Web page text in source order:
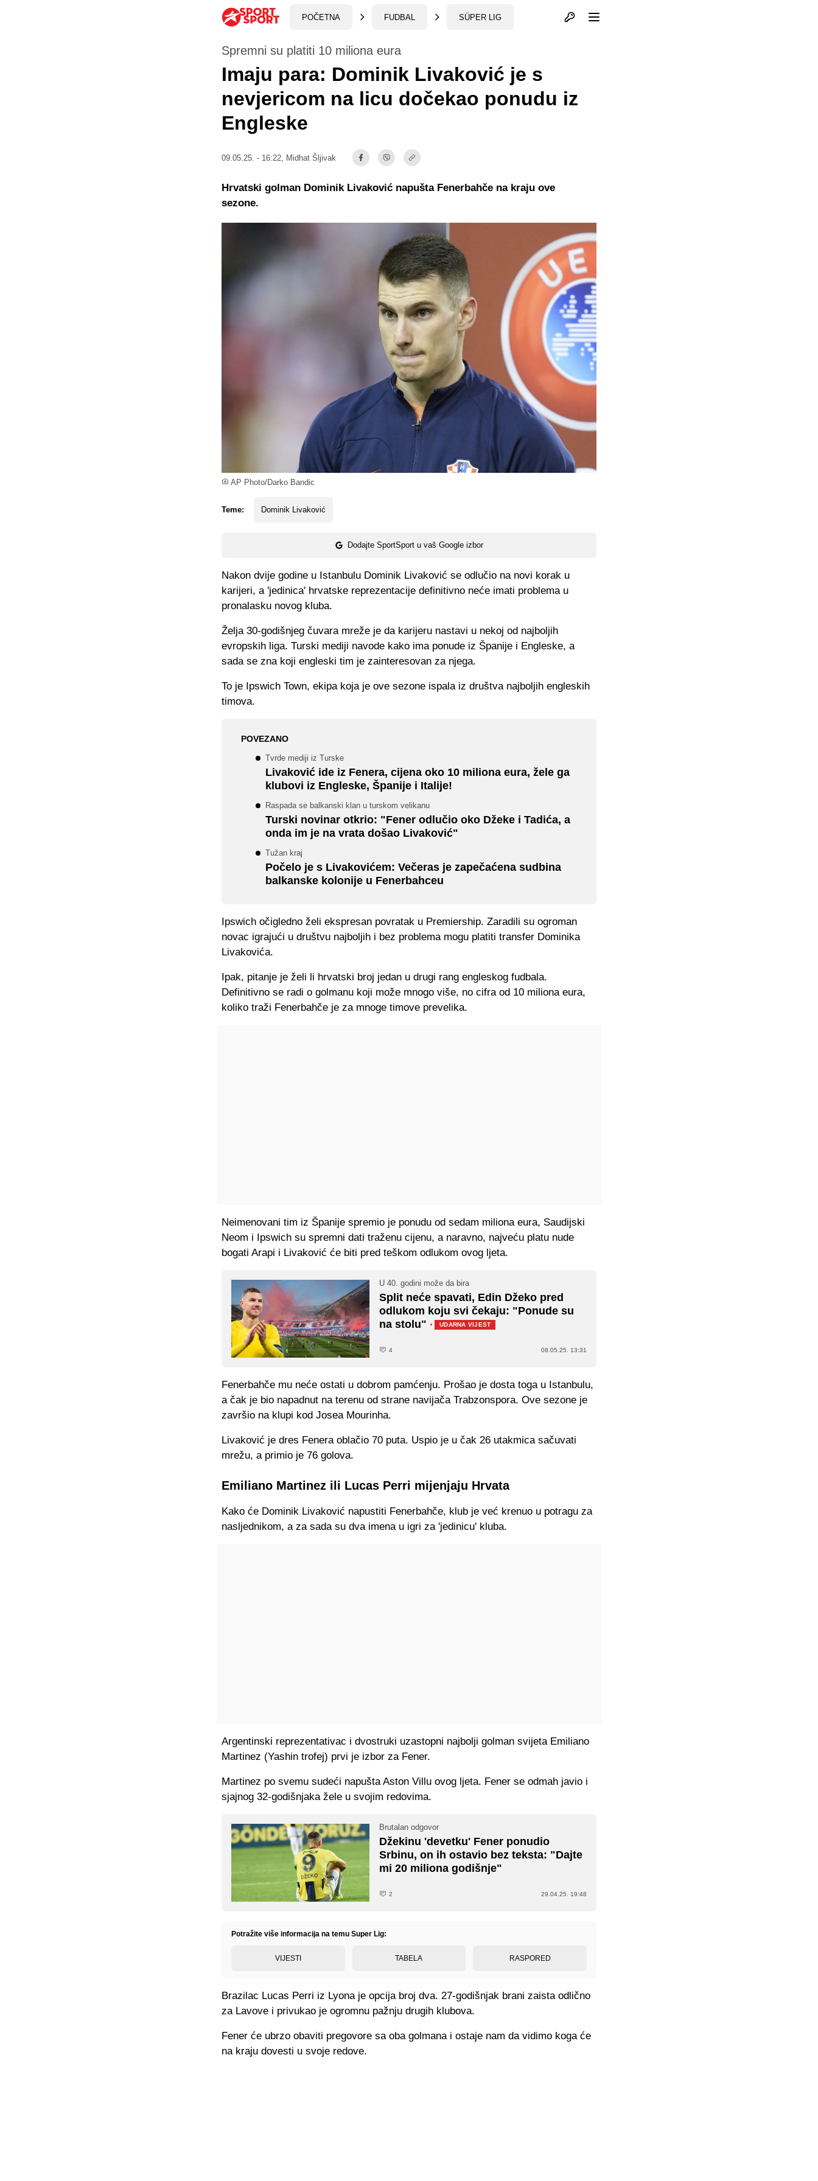
POČETNA FUDBAL SÜPER LIG Otvori profil
AP Photo/Darko Bandic
Spremni su platiti 10 miliona eura
Imaju para: Dominik Livaković je s
nevjericom na licu dočekao ponudu iz
Engleske
09.05.25. - 16:22, Midhat Šljivak
Teme: Dominik Livaković
Dodajte SportSport u vaš Google izbor
Hrvatski golman Dominik Livaković napušta Fenerbahče na kraju ove
sezone.
Nakon dvije godine u Istanbulu Dominik Livaković se odlučio na novi korak u
karijeri, a 'jedinica' hrvatske reprezentacije definitivno neće imati problema u
pronalasku novog kluba.
Želja 30-godišnjeg čuvara mreže je da karijeru nastavi u nekoj od najboljih
evropskih liga. Turski mediji navode kako ima ponude iz Španije i Engleske, a
sada se zna koji engleski tim je zainteresovan za njega.
To je Ipswich Town, ekipa koja je ove sezone ispala iz društva najboljih engleskih
timova.
POVEZANO
Tvrde mediji iz Turske
Livaković ide iz Fenera, cijena oko 10 miliona eura, žele ga
klubovi iz Engleske, Španije i Italije!
Raspada se balkanski klan u turskom velikanu
Turski novinar otkrio: "Fener odlučio oko Džeke i Tadića, a
onda im je na vrata došao Livaković"
Tužan kraj
Počelo je s Livakovićem: Večeras je zapečaćena sudbina
balkanske kolonije u Fenerbahceu
Ipswich očigledno želi ekspresan povratak u Premiership. Zaradili su ogroman
novac igrajući u društvu najboljih i bez problema mogu platiti transfer Dominika
Livakovića.
Ipak, pitanje je želi li hrvatski broj jedan u drugi rang engleskog fudbala.
Definitivno se radi o golmanu koji može mnogo više, no cifra od 10 miliona eura,
koliko traži Fenerbahče je za mnoge timove prevelika.
Neimenovani tim iz Španije spremio je ponudu od sedam miliona eura, Saudijski
Neom i Ipswich su spremni dati traženu cijenu, a naravno, najveću platu nude
bogati Arapi i Livaković će biti pred teškom odlukom ovog ljeta.
U 40. godini može da bira
Split neće spavati, Edin Džeko pred
odlukom koju svi čekaju: "Ponude su
na stolu" · UDARNA VIJEST
4 08.05.25. 13:31
Fenerbahče mu neće ostati u dobrom pamćenju. Prošao je dosta toga u Istanbulu,
a čak je bio napadnut na terenu od strane navijača Trabzonspora. Ove sezone je
završio na klupi kod Josea Mourinha.
Livaković je dres Fenera oblačio 70 puta. Uspio je u čak 26 utakmica sačuvati
mrežu, a primio je 76 golova.
Emiliano Martinez ili Lucas Perri mijenjaju Hrvata
Kako će Dominik Livaković napustiti Fenerbahče, klub je već krenuo u potragu za
nasljednikom, a za sada su dva imena u igri za 'jedinicu' kluba.
Argentinski reprezentativac i dvostruki uzastopni najbolji golman svijeta Emiliano
Martinez (Yashin trofej) prvi je izbor za Fener.
Martinez po svemu sudeći napušta Aston Villu ovog ljeta. Fener se odmah javio i
sjajnog 32-godišnjaka žele u svojim redovima.
Brutalan odgovor
Džekinu 'devetku' Fener ponudio
Srbinu, on ih ostavio bez teksta: "Dajte
mi 20 miliona godišnje"
2 29.04.25. 19:48
Potražite više informacija na temu Super Lig:
VIJESTI TABELA RASPORED
Brazilac Lucas Perri iz Lyona je opcija broj dva. 27-godišnjak brani zaista odlično
za Lavove i privukao je ogromnu pažnju drugih klubova.
Fener će ubrzo obaviti pregovore sa oba golmana i ostaje nam da vidimo koga će
na kraju dovesti u svoje redove.